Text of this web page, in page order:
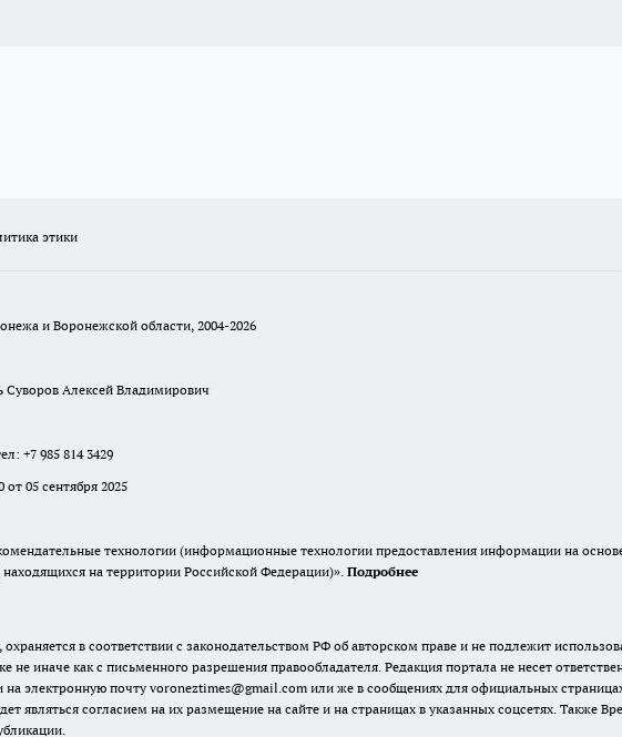
этики
и Воронежской области, 2004-2026
Алексей Владимирович
+7 985 814 3429
05 сентября 2025
технологии (информационные технологии предоставления информации на
на территории Российской Федерации)». Подробнее
в соответствии с законодательством РФ об авторском праве и не подлежит
не иначе как с письменного разрешения правообладателя. Редакция портала не несет
электронную почту voroneztimes@gmail.com или же в сообщениях для официальных
являться согласием на их размещение на сайте и на страницах в указанных соцсетях.